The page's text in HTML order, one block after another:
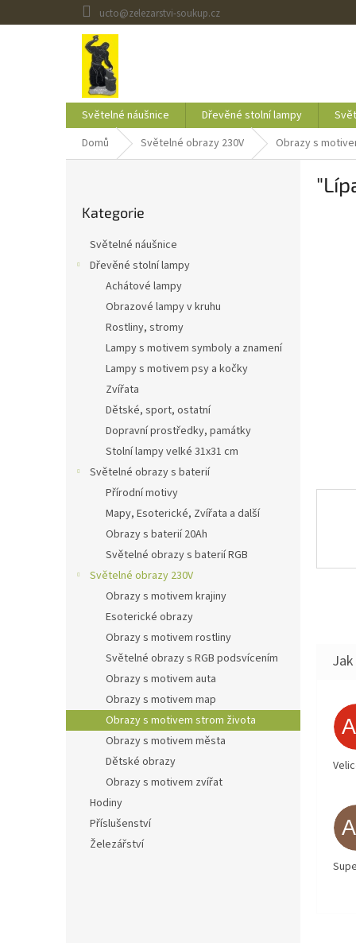
na
ucto@zelezarstvi-soukup.cz
Světelné náušnice Dřevěné stolní lampy
Domů
Světelné obrazy 230V Obrazy s
kategorie
Kategorie
Světelné náušnice
Dřevěné stolní lampy
Achátové lampy
Obrazové lampy v kruhu
Rostliny, stromy
Lampy s motivem symboly a znamení
Lampy s motivem psy a kočky
Zvířata
Dětské, sport, ostatní
Dopravní prostředky, památky
Stolní lampy velké 31x31 cm
Světelné obrazy s baterií
Přírodní motivy
Mapy, Esoterické, Zvířata a další
Obrazy s baterií 20Ah
Světelné obrazy s baterií RGB
Světelné obrazy 230V
Obrazy s motivem krajiny
Esoterické obrazy
Obrazy s motivem rostliny
Světelné obrazy s RGB podsvícením
Obrazy s motivem auta
Obrazy s motivem map
Obrazy s motivem strom života
Obrazy s motivem města
Dětské obrazy
Obrazy s motivem zvířat
Hodiny
Příslušenství
Železářství